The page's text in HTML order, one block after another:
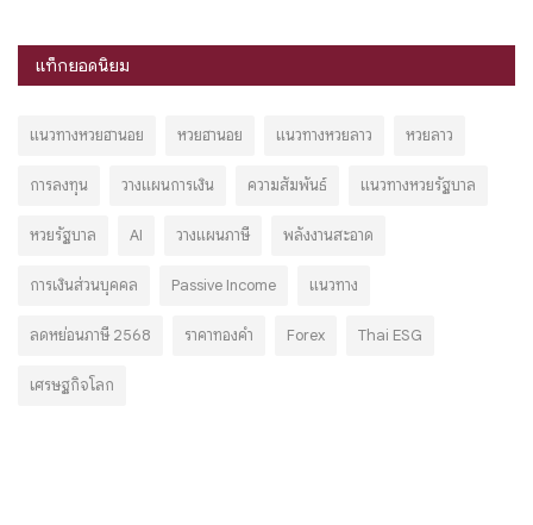
แท็กยอดนิยม
แนวทางหวยฮานอย หวยฮานอย แนวทางหวยลาว หวยลาว
การลงทุน วางแผนการเงิน ความสัมพันธ์ แนวทางหวยรัฐบาล
หวยรัฐบาล AI วางแผนภาษี พลังงานสะอาด
การเงินส่วนบุคคล Passive Income แนวทาง
ลดหย่อนภาษี 2568 ราคาทองคำ Forex Thai ESG
เศรษฐกิจโลก